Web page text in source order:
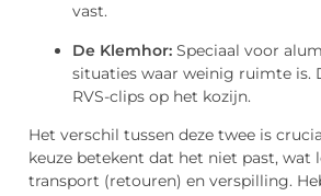
vast.
De Klemhor: Speciaal voor
situaties waar weinig ruimte is.
RVS-clips op het kozijn.
Het verschil tussen deze twee is
keuze betekent dat het niet past,
transport (retouren) en verspilling.